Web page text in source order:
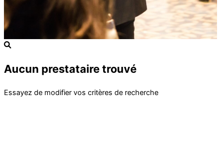
Aucun prestataire trouvé
Essayez de modifier vos critères de recherche